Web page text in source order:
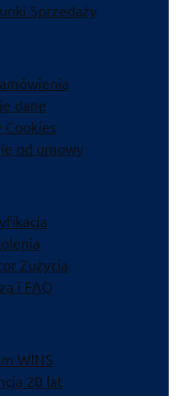
Sprzedaży
dane
Cookies
od umowy
Zużycia
i FAQ
WINS
20 lat